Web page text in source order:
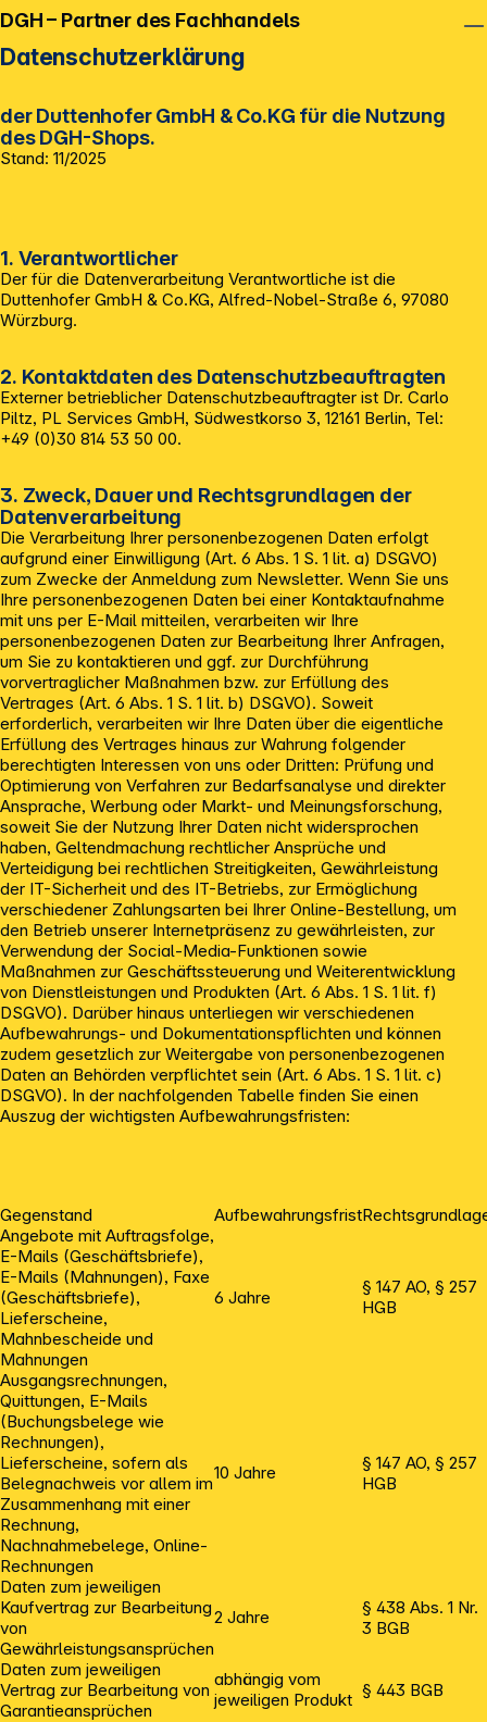
Datenschutzerklärung
der Duttenhofer GmbH & Co.KG für die Nutzung
des DGH-Shops.
Stand: 11/2025
1. Verantwortlicher
Der für die Datenverarbeitung Verantwortliche ist die
Duttenhofer GmbH & Co.KG, Alfred-Nobel-Straße 6, 97080
Würzburg.
2. Kontaktdaten des Datenschutzbeauftragten
Externer betrieblicher Datenschutzbeauftragter ist Dr. Carlo
Piltz, PL Services GmbH, Südwestkorso 3, 12161 Berlin, Tel:
+49 (0)30 814 53 50 00.
3. Zweck, Dauer und Rechtsgrundlagen der
Datenverarbeitung
Die Verarbeitung Ihrer personenbezogenen Daten erfolgt
aufgrund einer Einwilligung (Art. 6 Abs. 1 S. 1 lit. a) DSGVO)
zum Zwecke der Anmeldung zum Newsletter. Wenn Sie uns
Ihre personenbezogenen Daten bei einer Kontaktaufnahme
mit uns per E-Mail mitteilen, verarbeiten wir Ihre
personenbezogenen Daten zur Bearbeitung Ihrer Anfragen,
um Sie zu kontaktieren und ggf. zur Durchführung
vorvertraglicher Maßnahmen bzw. zur Erfüllung des
Vertrages (Art. 6 Abs. 1 S. 1 lit. b) DSGVO). Soweit
erforderlich, verarbeiten wir Ihre Daten über die eigentliche
Erfüllung des Vertrages hinaus zur Wahrung folgender
berechtigten Interessen von uns oder Dritten: Prüfung und
Optimierung von Verfahren zur Bedarfsanalyse und direkter
Ansprache, Werbung oder Markt- und Meinungsforschung,
soweit Sie der Nutzung Ihrer Daten nicht widersprochen
haben, Geltendmachung rechtlicher Ansprüche und
Verteidigung bei rechtlichen Streitigkeiten, Gewährleistung
der IT-Sicherheit und des IT-Betriebs, zur Ermöglichung
verschiedener Zahlungsarten bei Ihrer Online-Bestellung, um
den Betrieb unserer Internetpräsenz zu gewährleisten, zur
Verwendung der Social-Media-Funktionen sowie
Maßnahmen zur Geschäftssteuerung und Weiterentwicklung
von Dienstleistungen und Produkten (Art. 6 Abs. 1 S. 1 lit. f)
DSGVO). Darüber hinaus unterliegen wir verschiedenen
Aufbewahrungs- und Dokumentationspflichten und können
zudem gesetzlich zur Weitergabe von personenbezogenen
Daten an Behörden verpflichtet sein (Art. 6 Abs. 1 S. 1 lit. c)
DSGVO). In der nachfolgenden Tabelle finden Sie einen
Auszug der wichtigsten Aufbewahrungsfristen:
Gegenstand Aufbewahrungsfrist
Angebote mit Auftragsfolge,
E-Mails (Geschäftsbriefe),
E-Mails (Mahnungen), Faxe
(Geschäftsbriefe),
Lieferscheine,
Mahnbescheide und
Mahnungen
6 Jahre
§ 147 AO, § 257
HGB
Ausgangsrechnungen,
Quittungen, E-Mails
(Buchungsbelege wie
Rechnungen),
Lieferscheine, sofern als
Belegnachweis vor allem im
Zusammenhang mit einer
Rechnung,
Nachnahmebelege, Online-
Rechnungen
10 Jahre
§ 147 AO, § 257
HGB
Daten zum jeweiligen
Kaufvertrag zur Bearbeitung
von
Gewährleistungsansprüchen
2 Jahre
§ 438 Abs. 1 Nr.
3 BGB
Daten zum jeweiligen
Vertrag zur Bearbeitung von
Garantieansprüchen
abhängig vom
jeweiligen Produkt § 443 BGB
DGH – Partner des Fachhandels